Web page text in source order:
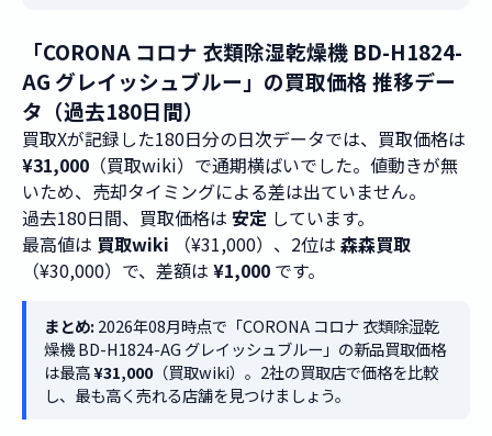
「CORONA コロナ 衣類除湿乾燥機 BD-H1824-
AG グレイッシュブルー」の買取価格 推移デー
タ（過去180日間）
買取Xが記録した180日分の日次データでは、買取価格は
¥31,000 （買取wiki）で通期横ばいでした。値動きが無
いため、売却タイミングによる差は出ていません。
過去180日間、買取価格は 安定 しています。
最高値は 買取wiki （¥31,000）、2位は 森森買取
（¥30,000）で、差額は ¥1,000 です。
まとめ:2026年08月時点で「CORONA コロナ 衣類除湿乾
燥機 BD-H1824-AG グレイッシュブルー」の新品買取価格
は最高¥31,000（買取wiki）。2社の買取店で価格を比較
し、最も高く売れる店舗を見つけましょう。